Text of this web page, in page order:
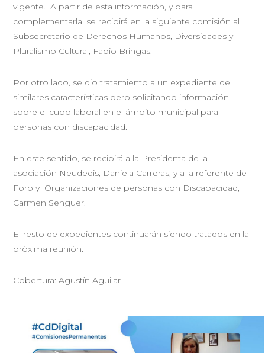
vigente. A partir de esta información, y para
complementarla, se recibirá en la siguiente comisión al
Subsecretario de Derechos Humanos, Diversidades y
Pluralismo Cultural, Fabio Bringas.
Por otro lado, se dio tratamiento a un expediente de
similares características pero solicitando información
sobre el cupo laboral en el ámbito municipal para
personas con discapacidad.
En este sentido, se recibirá a la Presidenta de la
asociación Neudedis, Daniela Carreras, y a la referente de
Foro y Organizaciones de personas con Discapacidad,
Carmen Senguer.
El resto de expedientes continuarán siendo tratados en la
próxima reunión.
Cobertura: Agustín Aguilar